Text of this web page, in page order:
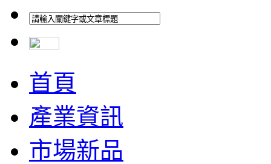
首頁
產業資訊
市場新品